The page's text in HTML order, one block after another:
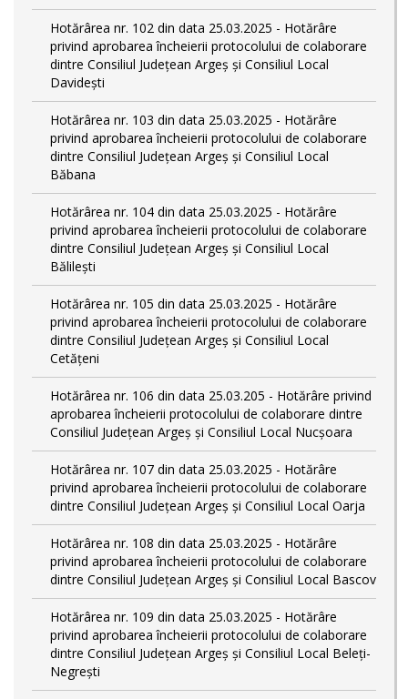
Hotărârea nr. 102 din data 25.03.2025 - Hotărâre
privind aprobarea încheierii protocolului de colaborare
dintre Consiliul Județean Argeș și Consiliul Local
Davidești
Hotărârea nr. 103 din data 25.03.2025 - Hotărâre
privind aprobarea încheierii protocolului de colaborare
dintre Consiliul Județean Argeș și Consiliul Local
Băbana
Hotărârea nr. 104 din data 25.03.2025 - Hotărâre
privind aprobarea încheierii protocolului de colaborare
dintre Consiliul Județean Argeș și Consiliul Local
Bălilești
Hotărârea nr. 105 din data 25.03.2025 - Hotărâre
privind aprobarea încheierii protocolului de colaborare
dintre Consiliul Județean Argeș și Consiliul Local
Cetățeni
Hotărârea nr. 106 din data 25.03.205 - Hotărâre privind
aprobarea încheierii protocolului de colaborare dintre
Consiliul Județean Argeș și Consiliul Local Nucșoara
Hotărârea nr. 107 din data 25.03.2025 - Hotărâre
privind aprobarea încheierii protocolului de colaborare
dintre Consiliul Județean Argeș și Consiliul Local Oarja
Hotărârea nr. 108 din data 25.03.2025 - Hotărâre
privind aprobarea încheierii protocolului de colaborare
dintre Consiliul Județean Argeș și Consiliul Local Bascov
Hotărârea nr. 109 din data 25.03.2025 - Hotărâre
privind aprobarea încheierii protocolului de colaborare
dintre Consiliul Județean Argeș și Consiliul Local Beleți-
Negrești